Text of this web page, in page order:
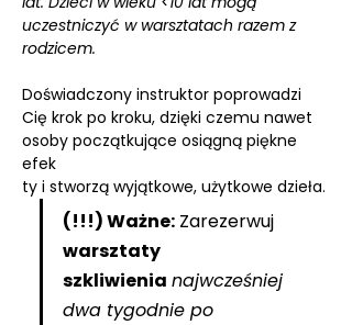
uczestniczyć w warsztatach razem z
rodzicem.
Doświadczony instruktor poprowadzi
Cię krok po kroku, dzięki czemu nawet
osoby początkujące osiągną piękne
efek
ty i stworzą wyjątkowe, użytkowe dzieła.
(!!!) Ważne: Zarezerwuj
warsztaty
szkliwienia najwcześniej
dwa tygodnie po